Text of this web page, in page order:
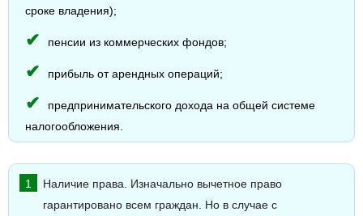
сроке владения);
пенсии из коммерческих фондов;
прибыль от арендных операций;
предпринимательского дохода на общей системе
налогообложения.
Наличие права. Изначально вычетное право
гарантировано всем граждан. Но в случае с